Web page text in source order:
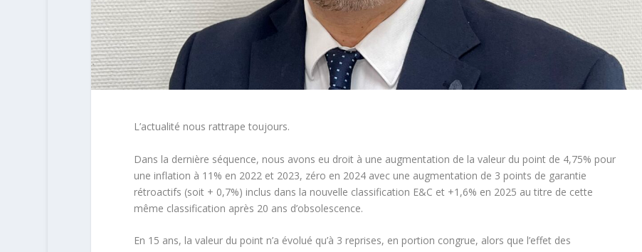
L’actualité nous rattrape toujours.
Dans la dernière séquence, nous avons eu droit à une augmentation de la valeur du point de 4,75% pour
une inflation à 11% en 2022 et 2023, zéro en 2024 avec une augmentation de 3 points de garantie
rétroactifs (soit + 0,7%) inclus dans la nouvelle classification E&C et +1,6% en 2025 au titre de cette
même classification après 20 ans d’obsolescence.
En 15 ans, la valeur du point n’a évolué qu’à 3 reprises, en portion congrue, alors que l’effet des